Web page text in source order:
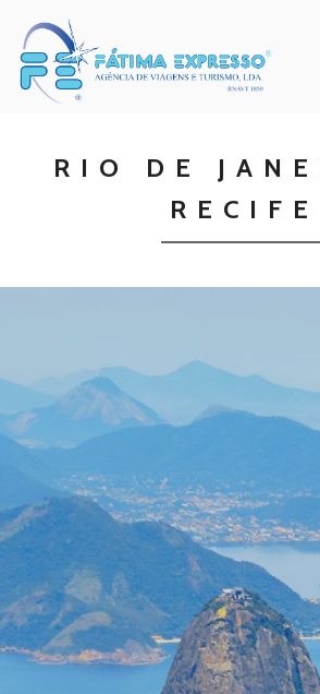
RIO DE
RECIFE